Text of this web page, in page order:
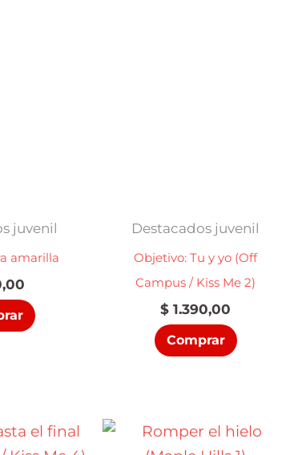
juvenil
amarilla
Destacados juvenil
Objetivo: Tu y yo (Off
Campus / Kiss Me 2)
$ 1.390,00
Comprar